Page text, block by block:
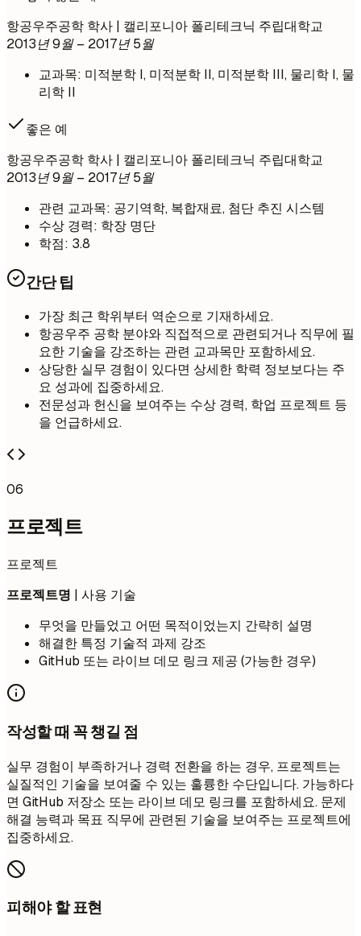
항공우주공학 학사 | 캘리포니아 폴리테크닉 주립대학교
2013년 9월 – 2017년 5월
교과목: 미적분학 I, 미적분학 II, 미적분학 III, 물리학 I, 물
리학 II
좋은 예
항공우주공학 학사 | 캘리포니아 폴리테크닉 주립대학교
2013년 9월 – 2017년 5월
관련 교과목: 공기역학, 복합재료, 첨단 추진 시스템
수상 경력: 학장 명단
학점: 3.8
간단 팁
가장 최근 학위부터 역순으로 기재하세요.
항공우주 공학 분야와 직접적으로 관련되거나 직무에 필
요한 기술을 강조하는 관련 교과목만 포함하세요.
상당한 실무 경험이 있다면 상세한 학력 정보보다는 주
요 성과에 집중하세요.
전문성과 헌신을 보여주는 수상 경력, 학업 프로젝트 등
을 언급하세요.
06
프로젝트
프로젝트
프로젝트명 | 사용 기술
무엇을 만들었고 어떤 목적이었는지 간략히 설명
해결한 특정 기술적 과제 강조
GitHub 또는 라이브 데모 링크 제공 (가능한 경우)
작성할 때 꼭 챙길 점
실무 경험이 부족하거나 경력 전환을 하는 경우, 프로젝트는
실질적인 기술을 보여줄 수 있는 훌륭한 수단입니다. 가능하다
면 GitHub 저장소 또는 라이브 데모 링크를 포함하세요. 문제
해결 능력과 목표 직무에 관련된 기술을 보여주는 프로젝트에
집중하세요.
피해야 할 표현